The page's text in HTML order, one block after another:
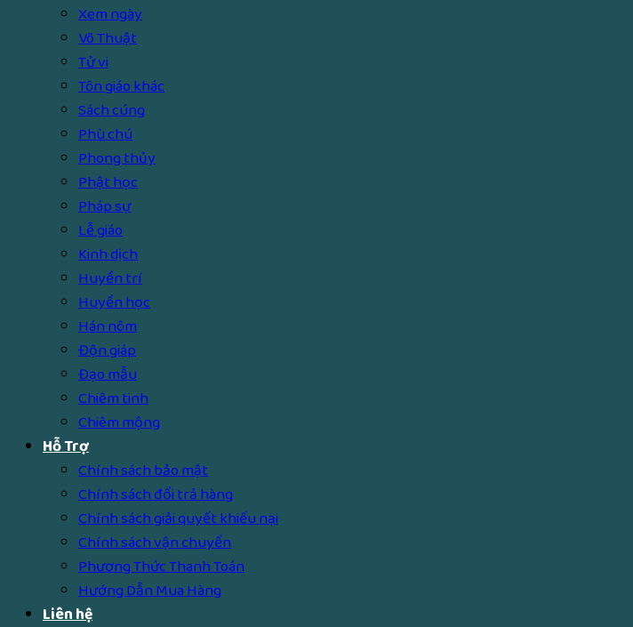
Xem ngày
Võ Thuật
Tử vi
Tôn giáo khác
Sách cúng
Phù chú
Phong thủy
Phật học
Pháp sự
Lễ giáo
Kinh dịch
Huyền trí
Huyền học
Hán nôm
Độn giáp
Đạo mẫu
Chiêm tinh
Chiêm mộng
Hỗ Trợ
Chính sách bảo mật
Chính sách đổi trả hàng
Chính sách giải quyết khiếu nại
Chính sách vận chuyển
Phương Thức Thanh Toán
Hướng Dẫn Mua Hàng
Liên hệ